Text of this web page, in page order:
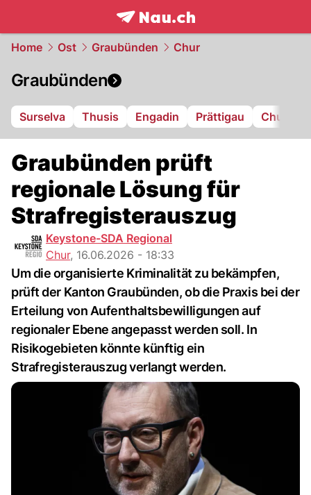
frontpage.NAU.ch
Home Ost Graubünden Chur
Graubünden
Surselva Thusis Engadin Prättigau Chur
Graubünden prüft
regionale Lösung für
Strafregisterauszug
Keystone-SDA Regional
Chur, 16.06.2026 - 18:33
Um die organisierte Kriminalität zu bekämpfen,
prüft der Kanton Graubünden, ob die Praxis bei der
Erteilung von Aufenthaltsbewilligungen auf
regionaler Ebene angepasst werden soll. In
Risikogebieten könnte künftig ein
Strafregisterauszug verlangt werden.